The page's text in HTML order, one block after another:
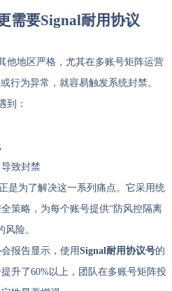
需要Signal耐用协议
他地区严格，尤其在多账号矩阵运营
行为异常，就容易触发系统封禁。
到：
致封禁
是为了解决这一系列痛点。它采用统
策略，为每个账号提供“防风控隔离
险。
报告显示，使用Signal耐用协议号的
升了60%以上，团队在多账号矩阵投